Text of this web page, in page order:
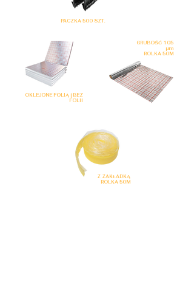
PACZKA 500 SZT.
OKLEJONE FOLIĄ | BEZ
FOLII
GRUBOŚĆ 105
µm
ROLKA 50M
Z ZAKŁADKĄ
ROLKA 50M